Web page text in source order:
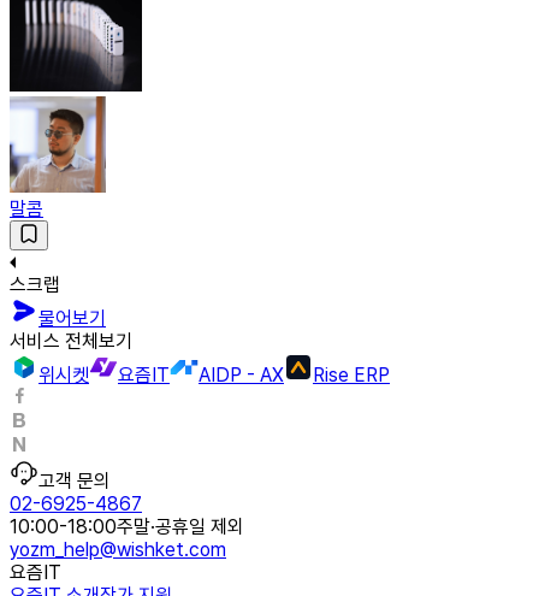
말콤
스크랩
물어보기
서비스 전체보기
위시켓
요즘IT AIDP - AX Rise ERP
고객 문의
02-6925-4867
10:00-18:00주말·공휴일 제외
yozm_help@wishket.com
요즘IT